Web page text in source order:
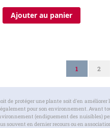
Ajouter au panier
PageVous lisez
1 Page
2
protéger une plante soit d'en
pour son environnement.
(endiguement des nuisibles)
souvent en dernier recours ou en